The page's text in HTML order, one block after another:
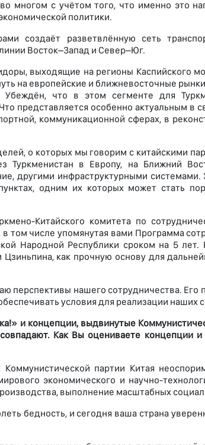
многом с учётом того, что именно это
политики.
создаёт разветвлённую сеть
Восток–Запад и Север–Юг.
выходящие на регионы Каспийского
на европейские и ближневосточные
Убеждён, что в этом сегменте для
представляется особенно актуальным в
коммуникационной сферах, в
о которых мы говорим с китайскими
Туркменистан в Европу, на Ближний
другими инфраструктурными
одним их которых может стать
Китайского комитета по
том числе упомянутая вами Программа
Народной Республики сроком на 5 лет.
как прочную основу для
перспективы нашего сотрудничества. Его
условия для реализации наших
и концепции, выдвинутые
Как Вы оцениваете концепции
партии Китая
экономического и научно-
выполнение масштабных
бедность, и сегодня ваша страна